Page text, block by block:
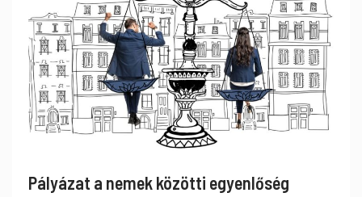
Pályázat a nemek közötti egyenlőség